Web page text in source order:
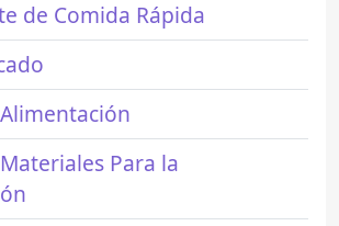
de Comida Rápida
Para la